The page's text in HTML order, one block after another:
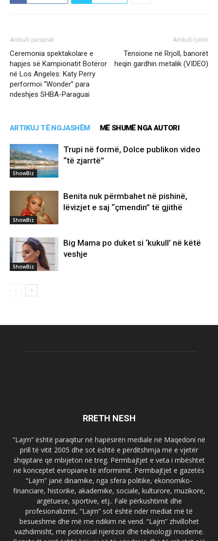
Artikulli paraprak
Ceremonia spektakolare e
hapjes së Kampionatit Botëror
në Los Angeles: Katy Perry
performoi “Wonder” para
ndeshjes SHBA-Paraguai
Artikulli tjetër
Tensione në Rrjoll, banorët
heqin gardhin metalik (VIDEO)
ARTIKUJ TË NGJASHËM MË SHUMË NGA AUTORI
ShowBiz
Trupi në formë, Dolce publikon video
“të zjarrtë”
ShowBiz
Benita nuk përmbahet në pishinë,
lëvizjet e saj “çmendin” të gjithë
ShowBiz
Big Mama po duket si ‘kukull’ në këtë
veshje
RRETH NESH
“Lajm” është paraqitur në hapësirën mediale në Maqedoni në
prill të vitit 2005 dhe sot është e përditshmja më e vjetër
shqiptare që mbijeton në treg. Përmbajtjet e veta i mbështet
në konceptet evropiane të informimit. Përmbajtjet e gazetës
“Lajm” janë dinamike, nga sfera politike, ekonomiko-
financiare, historike, akademike, sociale, kulturore, muzikore,
argëtuese, sportive, etj.. Falë përkushtimit dhe
profesionalizmit, “Lajm” sot është ndër mediat më të
besueshme dhe më me ndikim në vend. “Lajm” zhvillohet
vazhdimisht, me potencial njerëzor dhe teknologji moderne.